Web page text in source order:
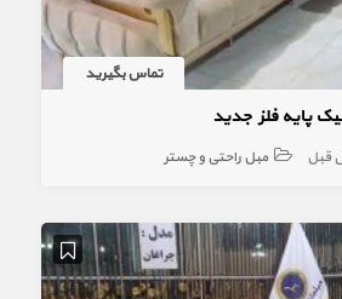
تماس بگیرید
پایه فلز جدید
مبل راحتی و چستر